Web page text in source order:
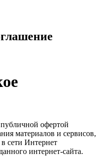
офертой
материалов и сервисов,
сети Интернет
интернет-сайта.